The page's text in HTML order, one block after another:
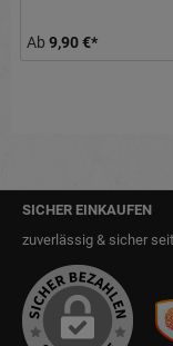
Ab 9,90 €*
SICHER EINKAUFEN
zuverlässig & sicher